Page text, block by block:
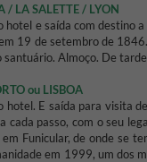
/ LA SALETTE / LYON
hotel e saída com destino
19 de setembro de
santuário. Almoço. De
ou LISBOA
hotel. E saída para visita
cada passo, com o seu
Funicular, de onde se
em 1999, um dos